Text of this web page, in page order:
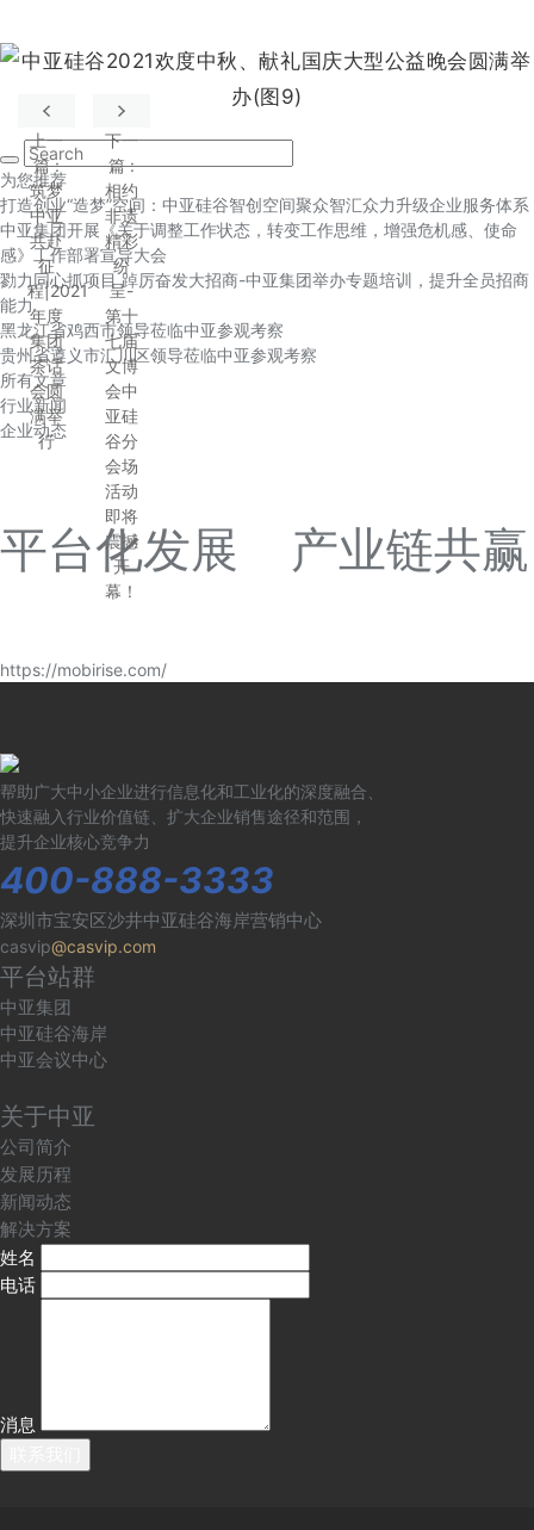
上一
篇:
筑梦
中亚
共赴
征
程|2021
年度
集团
茶话
会圆
满举
行
下一
篇:
相约
非遗
精彩
纷
呈-
第十
七届
文博
会中
亚硅
谷分
会场
活动
即将
震撼
开
幕！
为您推荐
打造创业“造梦”空间：中亚硅谷智创空间聚众智汇众力升级企业服务体系
中亚集团开展《关于调整工作状态，转变工作思维，增强危机感、使命
感》工作部署宣导大会
勠力同心抓项目 踔厉奋发大招商-中亚集团举办专题培训，提升全员招商
能力
黑龙江省鸡西市领导莅临中亚参观考察
贵州省遵义市汇川区领导莅临中亚参观考察
所有文章
行业新闻
企业动态
平台化发展 产业链共赢
https://mobirise.com/
帮助广大中小企业进行信息化和工业化的深度融合、
快速融入行业价值链、扩大企业销售途径和范围，
提升企业核心竞争力
400-888-3333
深圳市宝安区沙井中亚硅谷海岸营销中心
casvip@casvip.com
平台站群
中亚集团
中亚硅谷海岸
中亚会议中心
关于中亚
公司简介
发展历程
新闻动态
解决方案
姓名
电话
消息